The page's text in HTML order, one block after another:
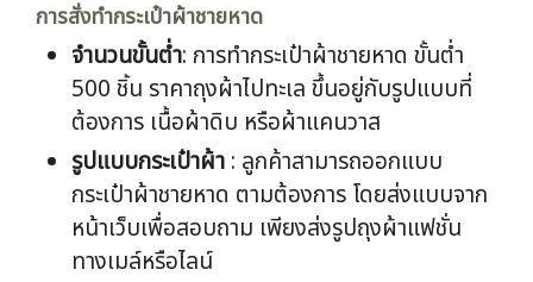
การสั่งทำกระเป๋าผ้าชายหาด
จำนวนขั้นต่ำ: การทำกระเป๋าผ้าชายหาด ขั้นต่ำ
500 ชิ้น ราคาถุงผ้าไปทะเล ขึ้นอยู่กับรูปแบบที่
ต้องการ เนื้อผ้าดิบ หรือผ้าแคนวาส
รูปแบบกระเป๋าผ้า : ลูกค้าสามารถออกแบบ
กระเป๋าผ้าชายหาด ตามต้องการ โดยส่งแบบจาก
หน้าเว็บเพื่อสอบถาม เพียงส่งรูปถุงผ้าแฟชั่น
ทางเมล์หรือไลน์